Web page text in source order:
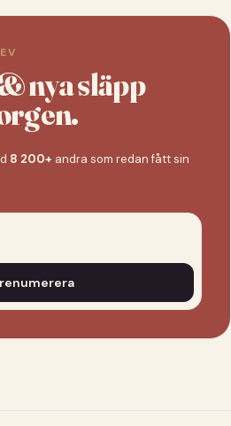
nya släpp
8 200+ andra som redan fått sin